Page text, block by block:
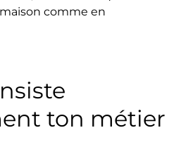
comme en
ton métier